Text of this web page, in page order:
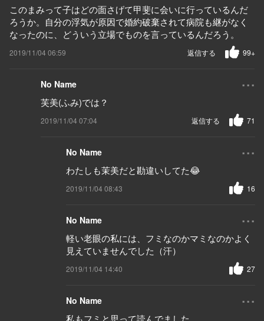
このまみって子はどの面さげて甲斐に会いに行っているんだ
ろうか。自分の浮気が原因で婚約破棄されて病院も継がなく
なったのに、どういう立場でものを言っているんだろう。
2019/11/04 06:59 99+
返信する
No Name ...
芙美(ふみ)では？
2019/11/04 07:04 71
返信する
No Name ...
わたしも茉美だと勘違いしてた😂
2019/11/04 08:43 16
No Name ...
軽い老眼の私には、フミなのかマミなのかよく
見えていませんでした（汗）
2019/11/04 14:40 27
No Name ...